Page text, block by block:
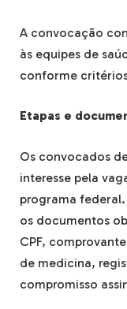
A convocação
às equipes de
conforme
Etapas e
Os convocados
interesse pela
programa
os documentos
CPF,
de medicina,
compromisso